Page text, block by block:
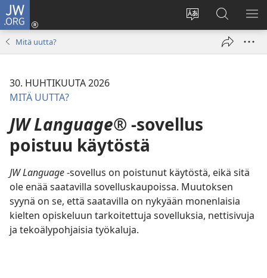
JW.ORG
Vaihda
sivuston
Kirjaudu
(avaa
Hae
JW.ORG-
sivustolta
Mitä uutta?
30. HUHTIKUUTA 2026
MITÄ UUTTA?
JW Language® -sovellus
poistuu käytöstä
JW Language-sovellus on poistunut käytöstä, eikä sitä
ole enää saatavilla sovelluskaupoissa. Muutoksen
syynä on se, että saatavilla on nykyään monenlaisia
kielten opiskeluun tarkoitettuja sovelluksia, nettisivuja
ja tekoälypohjaisia työkaluja.